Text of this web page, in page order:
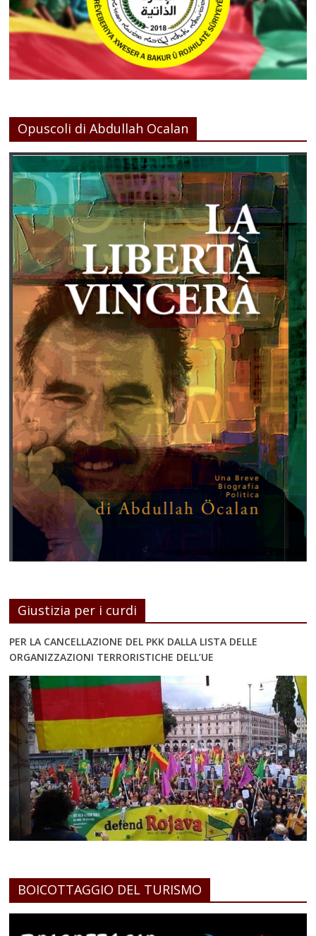
Opuscoli di Abdullah Ocalan
Giustizia per i curdi
PER LA CANCELLAZIONE DEL PKK DALLA LISTA DELLE
ORGANIZZAZIONI TERRORISTICHE DELL’UE
BOICOTTAGGIO DEL TURISMO